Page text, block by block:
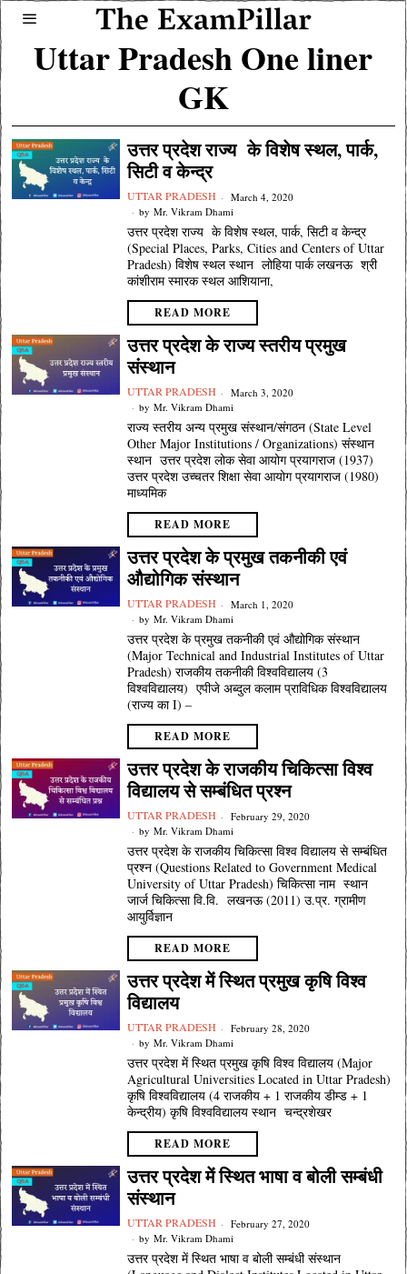
Uttar Pradesh One liner
GK
उत्तर प्रदेश राज्य के विशेष स्थल, पार्क,
सिटी व केन्द्र
UTTAR PRADESH
March 4, 2020
by Mr. Vikram Dhami
उत्तर प्रदेश राज्य के विशेष स्थल, पार्क, सिटी व केन्द्र
(Special Places, Parks, Cities and Centers of Uttar
Pradesh) विशेष स्थल स्थान लोहिया पार्क लखनऊ श्री
कांशीराम स्मारक स्थल आशियाना,
READ MORE
उत्तर प्रदेश के राज्य स्तरीय प्रमुख
संस्थान
UTTAR PRADESH
March 3, 2020
by Mr. Vikram Dhami
राज्य स्तरीय अन्य प्रमुख संस्थान/संगठन (State Level
Other Major Institutions / Organizations) संस्थान
स्थान उत्तर प्रदेश लोक सेवा आयोग प्रयागराज (1937)
उत्तर प्रदेश उच्चतर शिक्षा सेवा आयोग प्रयागराज (1980)
माध्यमिक
READ MORE
उत्तर प्रदेश के प्रमुख तकनीकी एवं
औद्योगिक संस्थान
UTTAR PRADESH
March 1, 2020
by Mr. Vikram Dhami
उत्तर प्रदेश के प्रमुख तकनीकी एवं औद्योगिक संस्थान
(Major Technical and Industrial Institutes of Uttar
Pradesh) राजकीय तकनीकी विश्वविद्यालय (3
विश्वविद्यालय) एपीजे अब्दुल कलाम प्राविधिक विश्वविद्यालय
(राज्य का I) –
READ MORE
उत्तर प्रदेश के राजकीय चिकित्सा विश्व
विद्यालय से सम्बंधित प्रश्न
UTTAR PRADESH
February 29, 2020
by Mr. Vikram Dhami
उत्तर प्रदेश के राजकीय चिकित्सा विश्व विद्यालय से सम्बंधित
प्रश्न (Questions Related to Government Medical
University of Uttar Pradesh) चिकित्सा नाम स्थान
जार्ज चिकित्सा वि.वि. लखनऊ (2011) उ.प्र. ग्रामीण
आयुर्विज्ञान
READ MORE
उत्तर प्रदेश में स्थित प्रमुख कृषि विश्व
विद्यालय
UTTAR PRADESH
February 28, 2020
by Mr. Vikram Dhami
उत्तर प्रदेश में स्थित प्रमुख कृषि विश्व विद्यालय (Major
Agricultural Universities Located in Uttar Pradesh)
कृषि विश्वविद्यालय (4 राजकीय + 1 राजकीय डीम्ड + 1
केन्द्रीय) कृषि विश्वविद्यालय स्थान चन्द्रशेखर
READ MORE
उत्तर प्रदेश में स्थित भाषा व बोली सम्बंधी
संस्थान
UTTAR PRADESH
February 27, 2020
by Mr. Vikram Dhami
उत्तर प्रदेश में स्थित भाषा व बोली सम्बंधी संस्थान